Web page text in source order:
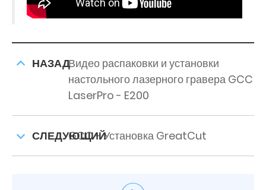
НАЗАДВидео распаковки и установки
настольного лазерного гравера GCC
LaserPro - E200
СЛЕДУЮЩИЙGCC - Установка GreatCut